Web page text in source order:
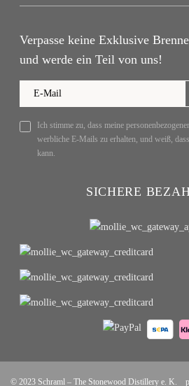
Verpasse keine Exklusive
und werde ein Teil von uns!
Ich stimme zu, dass meine
werbliche E-Mails zu erhalten, und weiß,
kann.
SICHERE
© 2023 Schraml – The Stonewood Distillery e. K.